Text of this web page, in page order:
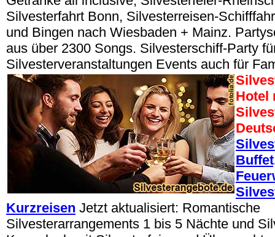
Silvesterfahrt Bonn, Silvesterreisen-
und Bingen nach Wiesbaden + Mainz.
aus über 2300 Songs. Silvesterschiff-Party
Silvesterveranstaltungen Events auch für
Hotel
Kurzreisen Jetzt aktualisiert: Romantische
Silvesterarrangements 1 bis 5 Nächte und